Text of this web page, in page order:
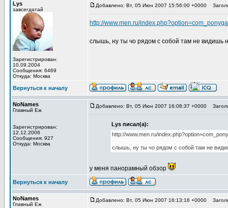
Lys
завсегдатай
Зарегистрирован:
10.09.2004
Сообщения: 6469
Откуда: Москва
Добавлено: Вт, 05 Июн 2007 15:56:00 +0000
http://www.men.ru/
слышь, ну ты чо рядом с собой там не видишь
Вернуться к началу
NoNames
Главный Еж
Зарегистрирован:
12.12.2006
Сообщения: 927
Откуда: Москва
Добавлено: Вт, 05 Июн 2007 16:08:37 +0000
Lys писал(а):
http://www.men.ru/
слышь, ну ты чо рядом с собой там не
у меня панорамный обзор
Вернуться к началу
NoNames
Главный Еж
Добавлено: Вт, 05 Июн 2007 16:13:16 +0000